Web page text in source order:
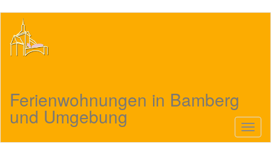
Inhalt
Ferienwohnungen in Bamberg
und Umgebung